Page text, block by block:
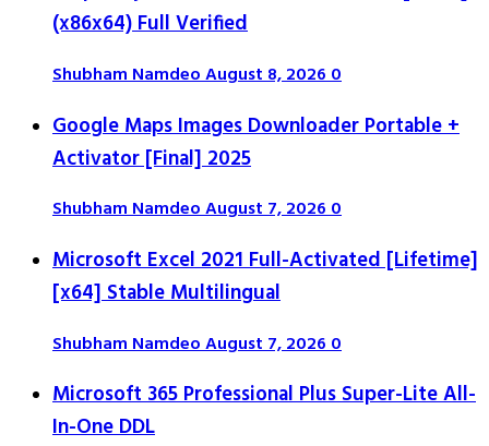
(x86x64) Full Verified
Shubham NamdeoAugust 8, 20260
Google Maps Images Downloader Portable +
Activator [Final] 2025
Shubham NamdeoAugust 7, 20260
Microsoft Excel 2021 Full-Activated [Lifetime]
[x64] Stable Multilingual
Shubham NamdeoAugust 7, 20260
Microsoft 365 Professional Plus Super-Lite All-
In-One DDL